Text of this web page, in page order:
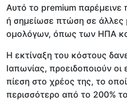
Αυτό το premium
ή σημείωσε πτώση σε άλλες
ομολόγων, όπως των ΗΠΑ
Η εκτίναξη του κόστους
Ιαπωνίας, προειδοποιούν οι
πίεση στο χρέος της, το
περισσότερο από το 200%